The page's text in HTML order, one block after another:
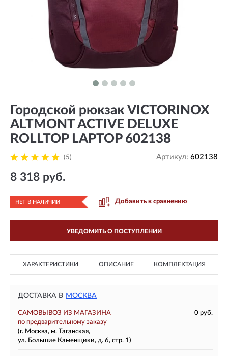
Городской рюкзак VICTORINOX
ALTMONT ACTIVE DELUXE
ROLLTOP LAPTOP 602138
(5) Артикул: 602138
8 318 руб.
НЕТ В НАЛИЧИИ Добавить к сравнению
УВЕДОМИТЬ О ПОСТУПЛЕНИИ
ХАРАКТЕРИСТИКИ ОПИСАНИЕ КОМПЛЕКТАЦИЯ
ДОСТАВКА В МОСКВА
САМОВЫВОЗ ИЗ МАГАЗИНА
0 руб.
по предварительному заказу
(г. Москва, м. Таганская,
ул. Большие Каменщики, д. 6, стр. 1)